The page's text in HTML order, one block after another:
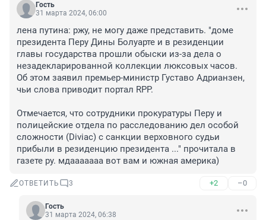
Гость
31 марта 2024, 06:00
лена путина: ржу, не могу даже представить. "доме
президента Перу Дины Болуарте и в резиденции
главы государства прошли обыски из-за дела о
незадекларированной коллекции люксовых часов.
Об этом заявил премьер-министр Густаво Адрианзен,
чьи слова приводит портал RPP.
Отмечается, что сотрудники прокуратуры Перу и
полицейские отдела по расследованию дел особой
сложности (Diviac) с санкции верховного судьи
прибыли в резиденцию президента ..." прочитала в
газете ру. мдааааааа вот вам и южная америка)
ОТВЕТИТЬ 3 +2 –0
Гость
31 марта 2024, 06:38